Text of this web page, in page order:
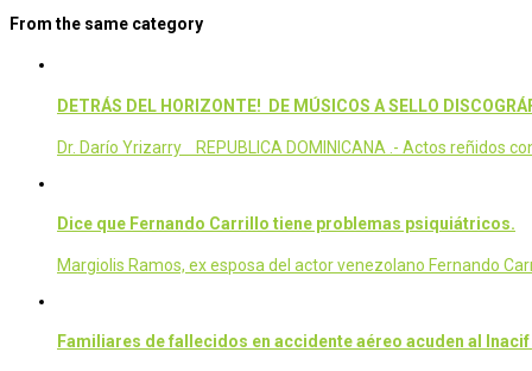
From the same category
DETRÁS DEL HORIZONTE! DE MÚSICOS A SELLO
Dr. Darío Yrizarry REPUBLICA DOMINICANA .- Actos reñidos
Dice que Fernando Carrillo tiene problemas psiquiátricos.
Margiolis Ramos, ex esposa del actor venezolano Fernando
Familiares de fallecidos en accidente aéreo acuden al